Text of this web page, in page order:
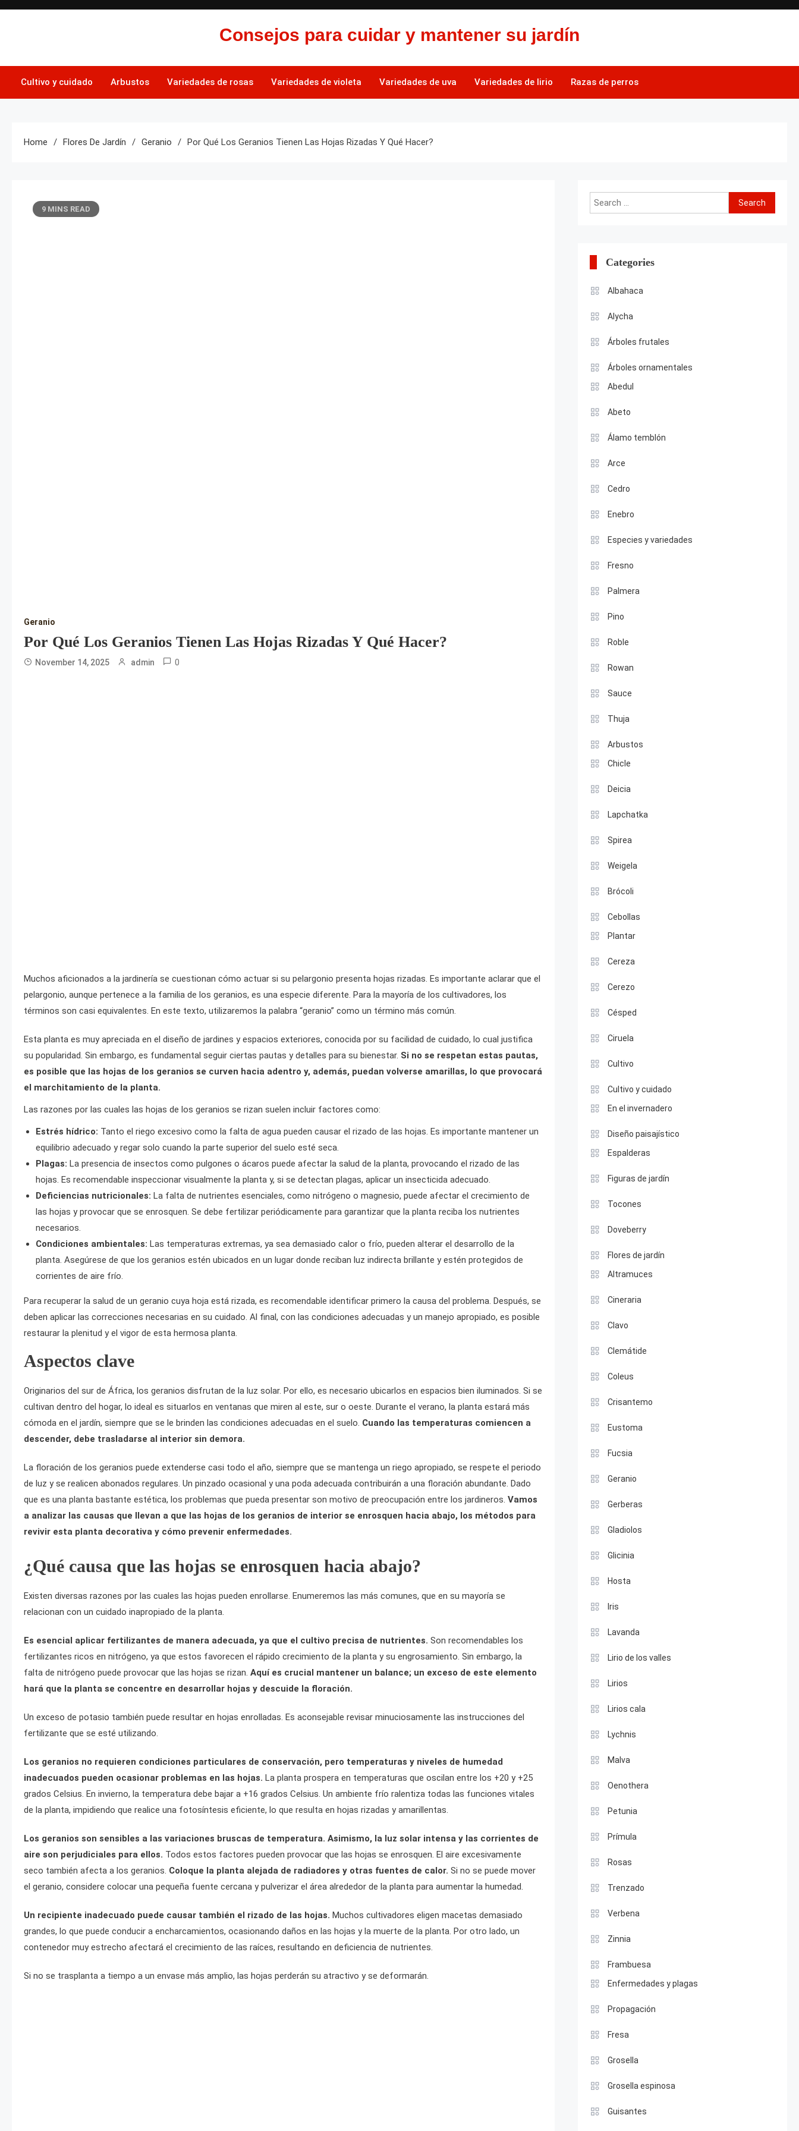
Skip
Consejos para cuidar y mantener su jardín
Cultivo y cuidado Arbustos Variedades de rosas Variedades de violeta Variedades de uva Variedades de lirio Razas de perros
Home Flores De Jardín Geranio Por Qué Los Geranios Tienen Las Hojas Rizadas Y Qué Hacer?
9 MINS READ
Geranio
Por Qué Los Geranios Tienen Las Hojas Rizadas Y Qué Hacer?
November 14, 2025 admin 0
Muchos aficionados a la jardinería se cuestionan cómo actuar si su pelargonio presenta hojas rizadas. Es importante aclarar que el
pelargonio, aunque pertenece a la familia de los geranios, es una especie diferente. Para la mayoría de los cultivadores, los
términos son casi equivalentes. En este texto, utilizaremos la palabra “geranio” como un término más común.
Esta planta es muy apreciada en el diseño de jardines y espacios exteriores, conocida por su facilidad de cuidado, lo cual justifica
su popularidad. Sin embargo, es fundamental seguir ciertas pautas y detalles para su bienestar. Si no se respetan estas pautas,
es posible que las hojas de los geranios se curven hacia adentro y, además, puedan volverse amarillas, lo que provocará
el marchitamiento de la planta.
Las razones por las cuales las hojas de los geranios se rizan suelen incluir factores como:
Estrés hídrico: Tanto el riego excesivo como la falta de agua pueden causar el rizado de las hojas. Es importante mantener un
equilibrio adecuado y regar solo cuando la parte superior del suelo esté seca.
Plagas: La presencia de insectos como pulgones o ácaros puede afectar la salud de la planta, provocando el rizado de las
hojas. Es recomendable inspeccionar visualmente la planta y, si se detectan plagas, aplicar un insecticida adecuado.
Deficiencias nutricionales: La falta de nutrientes esenciales, como nitrógeno o magnesio, puede afectar el crecimiento de
las hojas y provocar que se enrosquen. Se debe fertilizar periódicamente para garantizar que la planta reciba los nutrientes
necesarios.
Condiciones ambientales: Las temperaturas extremas, ya sea demasiado calor o frío, pueden alterar el desarrollo de la
planta. Asegúrese de que los geranios estén ubicados en un lugar donde reciban luz indirecta brillante y estén protegidos de
corrientes de aire frío.
Para recuperar la salud de un geranio cuya hoja está rizada, es recomendable identificar primero la causa del problema. Después, se
deben aplicar las correcciones necesarias en su cuidado. Al final, con las condiciones adecuadas y un manejo apropiado, es posible
restaurar la plenitud y el vigor de esta hermosa planta.
Aspectos clave
Originarios del sur de África, los geranios disfrutan de la luz solar. Por ello, es necesario ubicarlos en espacios bien iluminados. Si se
cultivan dentro del hogar, lo ideal es situarlos en ventanas que miren al este, sur o oeste. Durante el verano, la planta estará más
cómoda en el jardín, siempre que se le brinden las condiciones adecuadas en el suelo. Cuando las temperaturas comiencen a
descender, debe trasladarse al interior sin demora.
La floración de los geranios puede extenderse casi todo el año, siempre que se mantenga un riego apropiado, se respete el periodo
de luz y se realicen abonados regulares. Un pinzado ocasional y una poda adecuada contribuirán a una floración abundante. Dado
que es una planta bastante estética, los problemas que pueda presentar son motivo de preocupación entre los jardineros. Vamos
a analizar las causas que llevan a que las hojas de los geranios de interior se enrosquen hacia abajo, los métodos para
revivir esta planta decorativa y cómo prevenir enfermedades.
¿Qué causa que las hojas se enrosquen hacia abajo?
Existen diversas razones por las cuales las hojas pueden enrollarse. Enumeremos las más comunes, que en su mayoría se
relacionan con un cuidado inapropiado de la planta.
Es esencial aplicar fertilizantes de manera adecuada, ya que el cultivo precisa de nutrientes. Son recomendables los
fertilizantes ricos en nitrógeno, ya que estos favorecen el rápido crecimiento de la planta y su engrosamiento. Sin embargo, la
falta de nitrógeno puede provocar que las hojas se rizan. Aquí es crucial mantener un balance; un exceso de este elemento
hará que la planta se concentre en desarrollar hojas y descuide la floración.
Un exceso de potasio también puede resultar en hojas enrolladas. Es aconsejable revisar minuciosamente las instrucciones del
fertilizante que se esté utilizando.
Los geranios no requieren condiciones particulares de conservación, pero temperaturas y niveles de humedad
inadecuados pueden ocasionar problemas en las hojas. La planta prospera en temperaturas que oscilan entre los +20 y +25
grados Celsius. En invierno, la temperatura debe bajar a +16 grados Celsius. Un ambiente frío ralentiza todas las funciones vitales
de la planta, impidiendo que realice una fotosíntesis eficiente, lo que resulta en hojas rizadas y amarillentas.
Los geranios son sensibles a las variaciones bruscas de temperatura. Asimismo, la luz solar intensa y las corrientes de
aire son perjudiciales para ellos. Todos estos factores pueden provocar que las hojas se enrosquen. El aire excesivamente
seco también afecta a los geranios. Coloque la planta alejada de radiadores y otras fuentes de calor. Si no se puede mover
el geranio, considere colocar una pequeña fuente cercana y pulverizar el área alrededor de la planta para aumentar la humedad.
Un recipiente inadecuado puede causar también el rizado de las hojas. Muchos cultivadores eligen macetas demasiado
grandes, lo que puede conducir a encharcamientos, ocasionando daños en las hojas y la muerte de la planta. Por otro lado, un
contenedor muy estrecho afectará el crecimiento de las raíces, resultando en deficiencia de nutrientes.
Si no se trasplanta a tiempo a un envase más amplio, las hojas perderán su atractivo y se deformarán.
Search
for:
Categories
Albahaca
Alycha
Árboles frutales
Árboles ornamentales
Abedul
Abeto
Álamo temblón
Arce
Cedro
Enebro
Especies y variedades
Fresno
Palmera
Pino
Roble
Rowan
Sauce
Thuja
Arbustos
Chicle
Deicia
Lapchatka
Spirea
Weigela
Brócoli
Cebollas
Plantar
Cereza
Cerezo
Césped
Ciruela
Cultivo
Cultivo y cuidado
En el invernadero
Diseño paisajístico
Espalderas
Figuras de jardín
Tocones
Doveberry
Flores de jardín
Altramuces
Cineraria
Clavo
Clemátide
Coleus
Crisantemo
Eustoma
Fucsia
Geranio
Gerberas
Gladiolos
Glicinia
Hosta
Iris
Lavanda
Lirio de los valles
Lirios
Lirios cala
Lychnis
Malva
Oenothera
Petunia
Prímula
Rosas
Trenzado
Verbena
Zinnia
Frambuesa
Enfermedades y plagas
Propagación
Fresa
Grosella
Grosella espinosa
Guisantes